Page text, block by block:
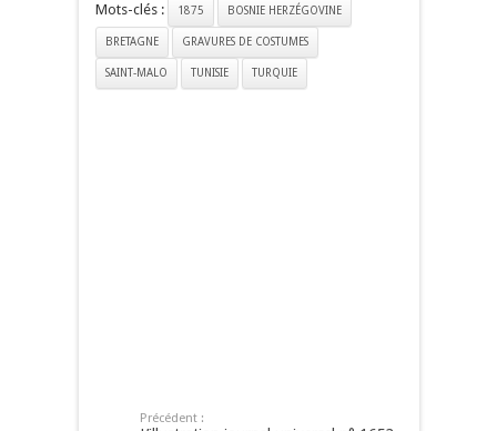
Mots-clés : 1875 BOSNIE HERZÉGOVINE
BRETAGNE GRAVURES DE COSTUMES
SAINT-MALO TUNISIE TURQUIE
Précédent :